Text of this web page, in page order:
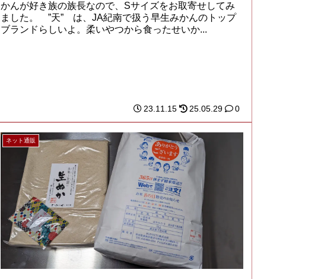
かんが好き族の族長なので、Sサイズをお取寄せしてみ
ました。 ”天” は、JA紀南で扱う早生みかんのトップ
ブランドらしいよ。柔いやつから食ったせいか...
23.11.15 25.05.29 0
ネット通販